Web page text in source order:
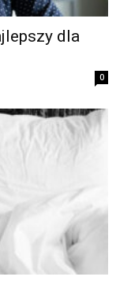
dla
0